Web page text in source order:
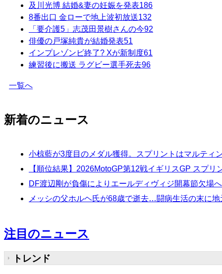
及川光博 結婚&妻の妊娠を発表186
8番出口 金ローで地上波初放送132
「要介護5」志茂田景樹さんの今92
俳優の戸塚純貴が結婚発表51
インプレゾンビ終了? Xが新制度61
練習後に搬送 ラグビー選手死去96
一覧へ
新着のニュース
小椋藍が3度目のメダル獲得。スプリントはマルティ
【順位結果】2026MotoGP第12戦イギリスGP スプリ
DF渡辺剛が負傷によりエールディヴィジ開幕節欠場
メッシの父ホルヘ氏が68歳で逝去…闘病生活の末に
注目のニュース
トレンド